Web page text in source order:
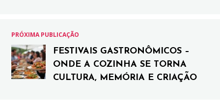
PRÓXIMA PUBLICAÇÃO
FESTIVAIS GASTRONÔMICOS –
ONDE A COZINHA SE TORNA
CULTURA, MEMÓRIA E CRIAÇÃO